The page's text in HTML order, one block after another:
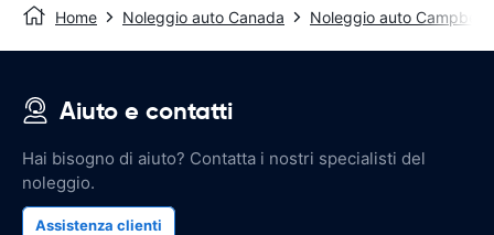
Home Noleggio auto Canada Noleggio auto Campbell
Aiuto e contatti
Hai bisogno di aiuto? Contatta i nostri specialisti del
noleggio.
Assistenza clienti